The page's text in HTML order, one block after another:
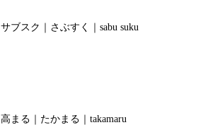
サブスク｜さぶすく｜sabu suku
高まる｜たかまる｜takamaru